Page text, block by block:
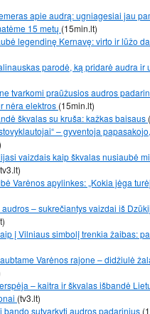
apie audrą: ugniagesiai jau
15 metų (15min.lt)
legendinę Kernavę: virto ir lūžo
parodė, ką pridarė audra ir
tvarkomi praūžusios audros
nėra elektros (15min.lt)
škvalas su kruša: kažkas baisaus
– gyventoja
vaizdais kaip škvalas nusiaubė
Varėnos apylinkes: „Kokia jėga
– sukrečiantys vaizdai iš
į Vilniaus simbolį trenkia žaibas:
Varėnos rajone – didžiulė
– kaitra ir škvalas išbandė
(tv3.lt)
bando sutvarkyti audros padarinius